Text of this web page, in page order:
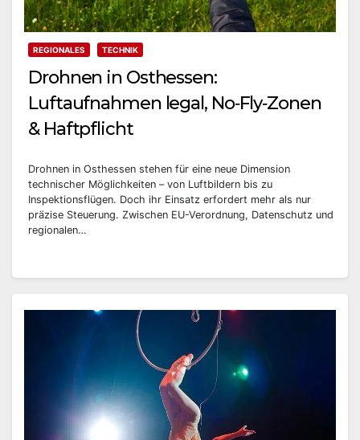
REGIONALES TECHNIK
Drohnen in Osthessen:
Luftaufnahmen legal, No‑Fly‑Zonen
& Haftpflicht
Drohnen in Osthessen stehen für eine neue Dimension
technischer Möglichkeiten – von Luftbildern bis zu
Inspektionsflügen. Doch ihr Einsatz erfordert mehr als nur
präzise Steuerung. Zwischen EU-Verordnung, Datenschutz und
regionalen…